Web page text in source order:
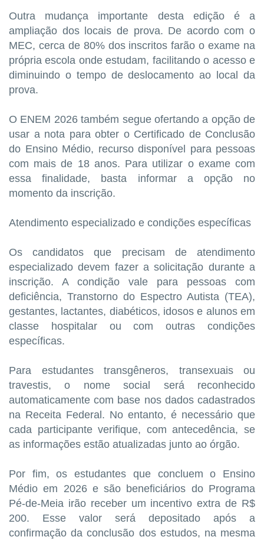
Outra mudança importante desta edição é a
ampliação dos locais de prova. De acordo com o
MEC, cerca de 80% dos inscritos farão o exame na
própria escola onde estudam, facilitando o acesso e
diminuindo o tempo de deslocamento ao local da
prova.
O ENEM 2026 também segue ofertando a opção de
usar a nota para obter o Certificado de Conclusão
do Ensino Médio, recurso disponível para pessoas
com mais de 18 anos. Para utilizar o exame com
essa finalidade, basta informar a opção no
momento da inscrição.
Atendimento especializado e condições específicas
Os candidatos que precisam de atendimento
especializado devem fazer a solicitação durante a
inscrição. A condição vale para pessoas com
deficiência, Transtorno do Espectro Autista (TEA),
gestantes, lactantes, diabéticos, idosos e alunos em
classe hospitalar ou com outras condições
específicas.
Para estudantes transgêneros, transexuais ou
travestis, o nome social será reconhecido
automaticamente com base nos dados cadastrados
na Receita Federal. No entanto, é necessário que
cada participante verifique, com antecedência, se
as informações estão atualizadas junto ao órgão.
Por fim, os estudantes que concluem o Ensino
Médio em 2026 e são beneficiários do Programa
Pé-de-Meia irão receber um incentivo extra de R$
200. Esse valor será depositado após a
confirmação da conclusão dos estudos, na mesma